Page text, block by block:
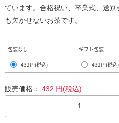
ています。合格祝い、卒業式、送
も欠かせないお茶です。
包装なし ギフト包装
432円(税込) 432円(税込)
販売価格： 432 円(税込)